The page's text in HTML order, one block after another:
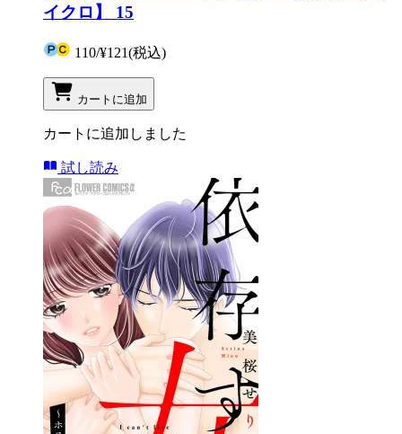
イクロ】 15
110/¥121(税込)
カートに追加
カートに追加しました
試し読み